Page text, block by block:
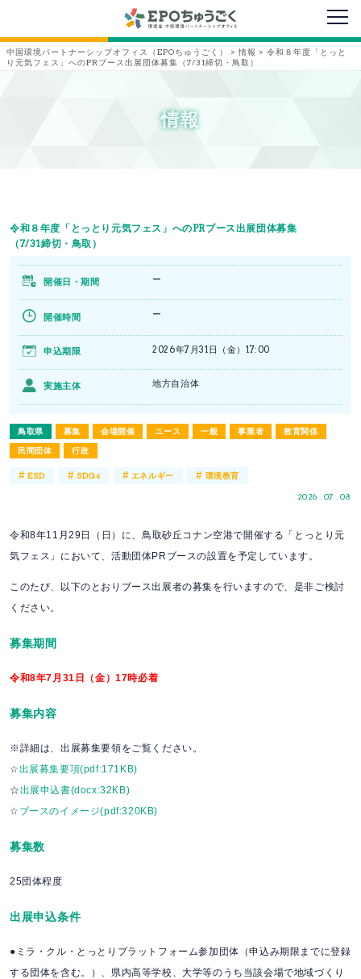
メニ
中国環境パートナーシップオフィス（EPOちゅうごく） > 情報 > 令和８年度「とっと
り元気フェス」へのPRブース出展団体募集（7/31締切・鳥取）
情報
令和８年度「とっとり元気フェス」へのPRブース出展団体募集
（7/31締切・鳥取）
鳥取県 募集 会場開催 ユース 一般 事業者
教育関係
民間団体
行政
2026 . 07 . 08
開催日・期間 ー
開催時間 ー
申込期限 2026年7月31日（金）17:00
実施主体 地方自治体
#ESD # SDGs # エネルギー # 環境教育
令和8年11月29日（日）に、鳥取砂丘コナン空港で開催する「とっとり元
気フェス」において、活動団体PRブースの設置を予定しています。
このたび、以下のとおりブース出展者の募集を行いますので、是非ご検討
ください。
募集期間
令和8年7月31日（金）17時必着
募集内容
※詳細は、出展募集要領をご覧ください。
☆出展募集要項(pdf:171KB)
☆出展申込書(docx:32KB)
☆ ブースのイメージ(pdf:320KB)
募集数
25団体程度
出展申込条件
●ミラ・クル・とっとりプラットフォーム参加団体（申込み期限までに登録
する団体を含む。）、県内高等学校、大学等のうち当該会場で地域づくり